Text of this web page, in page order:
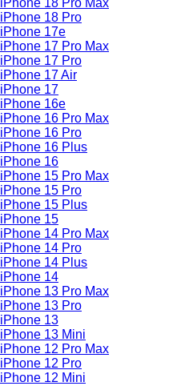
iPhone 18 Pro Max
iPhone 18 Pro
iPhone 17e
iPhone 17 Pro Max
iPhone 17 Pro
iPhone 17 Air
iPhone 17
iPhone 16e
iPhone 16 Pro Max
iPhone 16 Pro
iPhone 16 Plus
iPhone 16
iPhone 15 Pro Max
iPhone 15 Pro
iPhone 15 Plus
iPhone 15
iPhone 14 Pro Max
iPhone 14 Pro
iPhone 14 Plus
iPhone 14
iPhone 13 Pro Max
iPhone 13 Pro
iPhone 13
iPhone 13 Mini
iPhone 12 Pro Max
iPhone 12 Pro
iPhone 12 Mini